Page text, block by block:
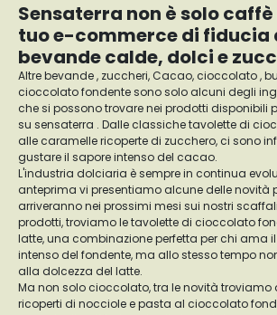
Sensaterra non è solo
tuo e-commerce di fiducia
bevande calde, dolci e
Altre bevande , zuccheri, Cacao, cioccolato ,
cioccolato fondente sono solo alcuni degli
che si possono trovare nei prodotti disponibili
su sensaterra . Dalle classiche tavolette di
alle caramelle ricoperte di zucchero, ci sono
gustare il sapore intenso del cacao.
L'industria dolciaria è sempre in continua
anteprima vi presentiamo alcune delle novità
arriveranno nei prossimi mesi sui nostri
prodotti, troviamo le tavolette di cioccolato
latte, una combinazione perfetta per chi ama
intenso del fondente, ma allo stesso tempo
alla dolcezza del latte.
Ma non solo cioccolato, tra le novità troviamo
ricoperti di nocciole e pasta al cioccolato